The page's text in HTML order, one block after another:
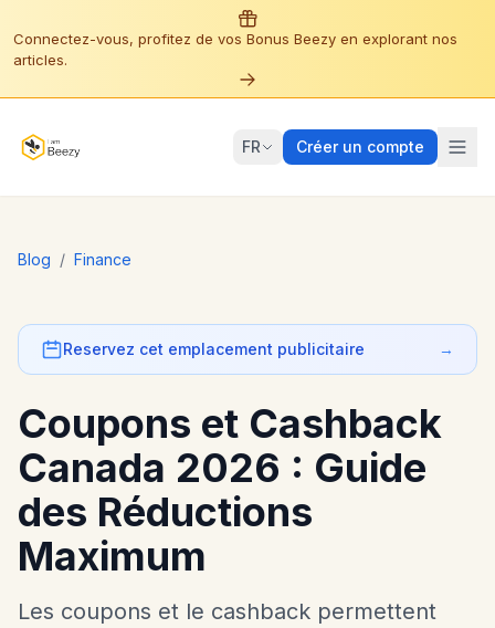
Connectez-vous, profitez de vos Bonus Beezy en explorant nos
articles.
FR Créer un compte
Blog / Finance
Reservez cet emplacement publicitaire →
Coupons et Cashback
Canada 2026 : Guide
des Réductions
Maximum
Les coupons et le cashback permettent